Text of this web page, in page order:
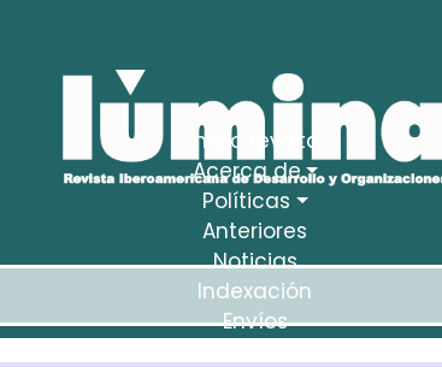
Inicio revista
Acerca de
Políticas
Anteriores
Noticias
Indexación
Envíos